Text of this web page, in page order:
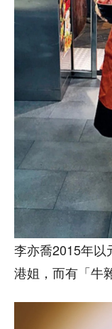
李亦喬2015年以
港姐，而有「牛